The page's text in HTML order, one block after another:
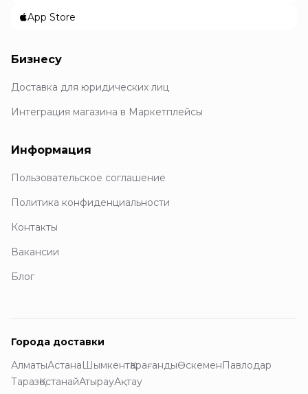
App Store
Бизнесу
Доставка для юридических лиц
Интеграция магазина в Маркетплейсы
Информация
Пользовательское соглашение
Политика конфиденциальности
Контакты
Вакансии
Блог
Города доставки
АлматыАстанаШымкентҚарағандыӨскеменПавлодар
ТаразҚостанайАтырауАқтау